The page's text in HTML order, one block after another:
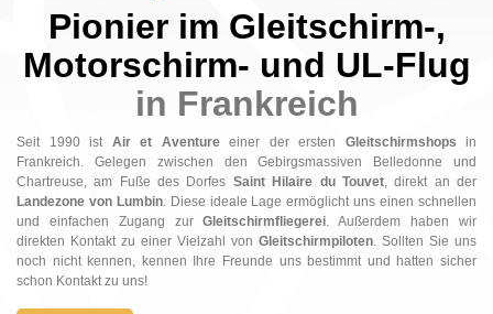
Pionier im Gleitschirm-,
Motorschirm- und UL-Flug
in Frankreich
Seit 1990 ist Air et Aventureeiner der ersten Gleitschirmshops in
Frankreich. Gelegen zwischen den Gebirgsmassiven Belledonne und
Chartreuse, am Fuße des Dorfes Saint Hilaire du Touvet, direkt an der
Landezone von Lumbin. Diese ideale Lage ermöglicht uns einen schnellen
und einfachen Zugang zurGleitschirmfliegerei. Außerdem haben wir
direkten Kontakt zu einer Vielzahl von Gleitschirmpiloten. Sollten Sie uns
noch nicht kennen, kennen Ihre Freunde uns bestimmt und hatten sicher
schon Kontakt zu uns!